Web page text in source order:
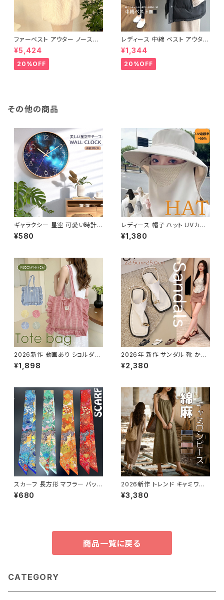
ファーベスト アウター ノースリ
ーブ ショート ベスト 防寒 厚手
ふわふわ ジレ 重ね着
¥5,424
20%OFF
レディース 中綿 ベスト アウター
ノースリーブ ショートベスト 防
寒 軽量 キルティング
¥1,344
20%OFF
その他の商品
ギャラクシー 星空 可愛い時計
子供部屋 掛け時計 ウォールク
ロック 丸い ラウンド 円形 見や
¥580
レディース 帽子 ハット UVカット
紫外線対策 折りたたみ つば広
遮熱 通気 鼻部通気ネット 首カ
¥1,380
2026新作 動画あり ショルダー
バッグ トートバッグ チェック 帆
布 キャンバス リボン フリル
¥1,898
2026年 新作 サンダル 靴 かか
となし フラット ストラップ トング
軽い 軽量 シンプル 春夏 ミュー
¥2,380
スカーフ 長方形 マフラー バッグ
に巻いえり巻き アクセサリー雑
貨 高級感がアップ バッグ パター
¥680
2026新作 トレンド キャミワン
ピ 綿麻 シンプル ナチュラ
ル 体系カバー レディース
¥3,380
商品一覧に戻る
CATEGORY